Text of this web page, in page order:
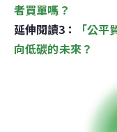
者買單嗎？
延伸閱讀3：
「公
向低碳的未來？